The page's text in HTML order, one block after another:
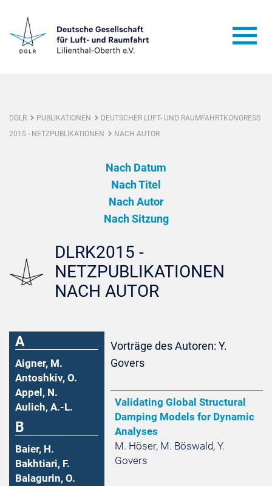
DGLR PUBLIKATIONEN
DEUTSCHER LUFT- UND RAUMFAHRTKONGRESS
2015 - NETZPUBLIKATIONEN
NACH AUTOR
Nach Datum
Nach Titel
Nach Autor
Nach Sitzung
DLRK2015 -
NETZPUBLIKATIONEN
NACH AUTOR
A
Aigner, M.
Antoshkiv, O.
Appel, N.
Aulich, A.-L.
B
Baier, H.
Bakhtiari, F.
Balagurin, O.
Vorträge des Autoren: Y.
Govers
Validating Global Structural
Damping Models for Dynamic
Analyses
M. Höser, M. Böswald, Y.
Govers